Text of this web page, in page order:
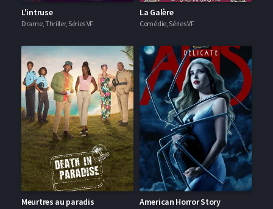
L'intruse
Drame, Thriller, Séries VF
La Galère
Comédie, Séries VF
Meurtres au paradis American Horror Story